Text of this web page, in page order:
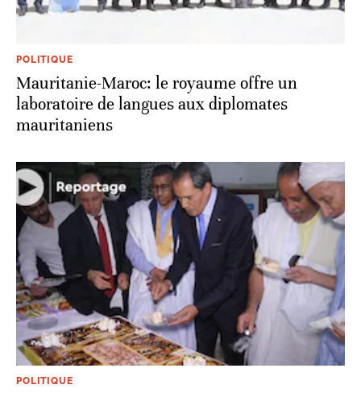
POLITIQUE
Mauritanie-Maroc: le royaume offre un
laboratoire de langues aux diplomates
mauritaniens
POLITIQUE